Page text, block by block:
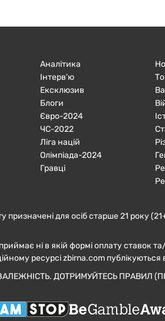
Аналітика
Інтерв'ю
Ексклюзив
Блоги
Євро-2024
ЧC-2022
Ліга націй
Олімпіада-2024
Гравці
призначені для осіб старше 21 року
ні в якій формі оплату ставок
ресурсі zbirna.com
ДОТРИМУЙТЕСЬ ПРАВИЛ